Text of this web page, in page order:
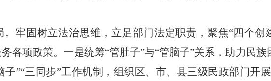
。 牢固树立法治思维，立足部门法定职责，聚焦“四个创
各项政策。 一是统筹“管肚子”与“管脑子”关系，助力民
”“三同步”工作机制，组织区、市、县三级民政部门开